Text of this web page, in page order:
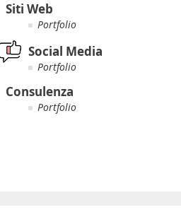
Siti Web
Portfolio
Social Media
Portfolio
Consulenza
Portfolio